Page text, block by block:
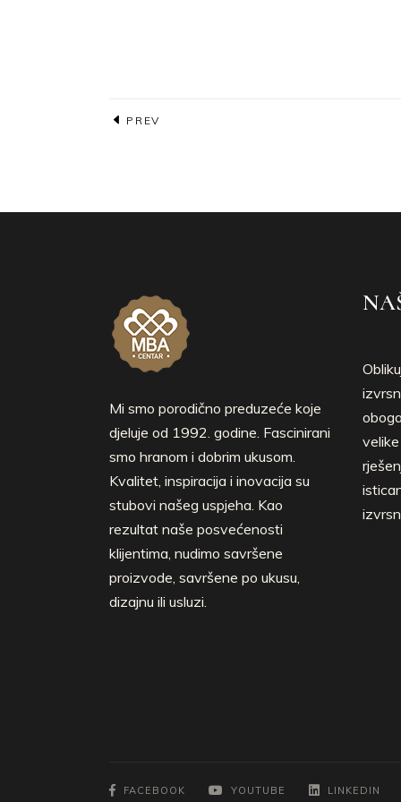
PREV
Mi smo porodično preduzeće koje
djeluje od 1992. godine. Fascinirani
smo hranom i dobrim ukusom.
Kvalitet, inspiracija i inovacija su
stubovi našeg uspjeha. Kao
rezultat naše posvećenosti
klijentima, nudimo savršene
proizvode, savršene po ukusu,
dizajnu ili usluzi.
FACEBOOK YOUTUBE LINKEDIN